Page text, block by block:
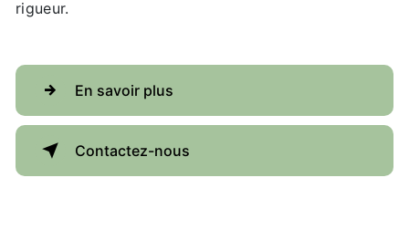
rigueur.
En savoir plus
Contactez-nous